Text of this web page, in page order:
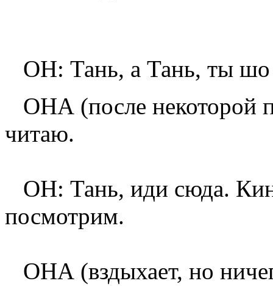
ОН: Тань, а Тань, ты шо
ОНА (после некоторой
читаю.
ОН: Тань, иди сюда.
посмотрим.
ОНА (вздыхает, но